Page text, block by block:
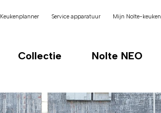
Keukenplanner Service apparatuur Mijn Nolte-keuken
Collectie Nolte NEO